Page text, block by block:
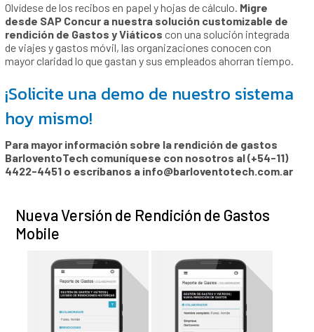
Olvídese de los recibos en papel y hojas de cálculo. Migre
desde SAP Concur a nuestra solución customizable de
rendición de Gastos y Viáticoscon una solución integrada
de viajes y gastos móvil, las organizaciones conocen con
mayor claridad lo que gastan y sus empleados ahorran tiempo.
¡Solicite una demo de nuestro sistema
hoy mismo!
Para mayor información sobre la rendición de gastos
BarloventoTech comuníquese con nosotros al (+54-11)
4422-4451 o escríbanos a info@barloventotech.com.ar
Nueva Versión de Rendición de Gastos
Mobile